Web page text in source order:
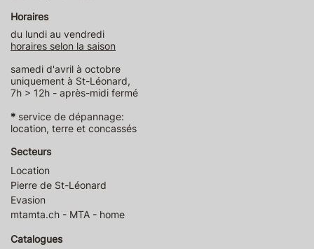
Horaires
du lundi au vendredi
horaires selon la saison
samedi d'avril à octobre
uniquement à St-Léonard,
7h > 12h - après-midi fermé
* service de dépannage:
location, terre et concassés
Secteurs
Location
Pierre de St-Léonard
Evasion
mtamta.ch - MTA - home
Catalogues